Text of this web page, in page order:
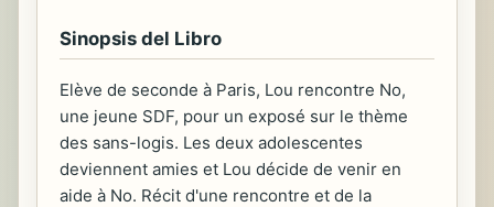
Sinopsis del Libro
Elève de seconde à Paris, Lou rencontre No,
une jeune SDF, pour un exposé sur le thème
des sans-logis. Les deux adolescentes
deviennent amies et Lou décide de venir en
aide à No. Récit d'une rencontre et de la